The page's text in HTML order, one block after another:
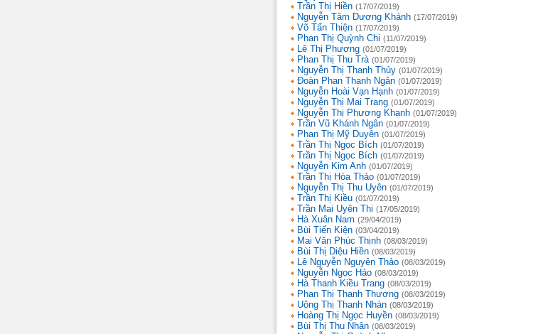
Trần Thị Hiền (17/07/2019)
Nguyễn Tâm Dương Khánh (17/07/2019)
Võ Tấn Thiện (17/07/2019)
Phan Thị Quỳnh Chi (11/07/2019)
Lê Thị Phương (01/07/2019)
Phan Thị Thu Trà (01/07/2019)
Nguyễn Thị Thanh Thủy (01/07/2019)
Đoàn Phan Thanh Ngân (01/07/2019)
Nguyễn Hoài Vạn Hạnh (01/07/2019)
Nguyễn Thị Mai Trang (01/07/2019)
Nguyễn Thị Phương Khanh (01/07/2019)
Trần Vũ Khánh Ngân (01/07/2019)
Phan Thị Mỹ Duyên (01/07/2019)
Trần Thị Ngọc Bích (01/07/2019)
Trần Thị Ngọc Bích (01/07/2019)
Nguyễn Kim Anh (01/07/2019)
Trần Thị Hòa Thảo (01/07/2019)
Nguyễn Thị Thu Uyên (01/07/2019)
Trần Thị Kiều (01/07/2019)
Trần Mai Uyên Thi (17/05/2019)
Hà Xuân Nam (29/04/2019)
Bùi Tiến Kiện (03/04/2019)
Mai Văn Phúc Thịnh (08/03/2019)
Bùi Thị Diệu Hiền (08/03/2019)
Lê Nguyễn Nguyên Thảo (08/03/2019)
Nguyễn Ngọc Hảo (08/03/2019)
Hà Thanh Kiều Trang (08/03/2019)
Phan Thị Thanh Thương (08/03/2019)
Uông Thị Thanh Nhàn (08/03/2019)
Hoàng Thị Ngọc Huyền (08/03/2019)
Bùi Thị Thu Nhân (08/03/2019)